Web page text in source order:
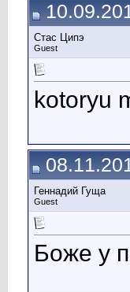
Стас Ципэ
Guest
kotoryu
Геннадий Гуща
Guest
Боже у